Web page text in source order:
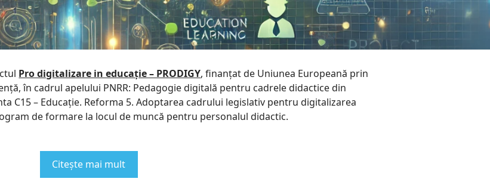
Pro digitalizare in educație – PRODIGY, finanțat de Uniunea Europeană prin
în cadrul apelului PNRR: Pedagogie digitală pentru cadrele didactice din
C15 – Educație. Reforma 5. Adoptarea cadrului legislativ pentru digitalizarea
de formare la locul de muncă pentru personalul didactic.
Citește mai mult